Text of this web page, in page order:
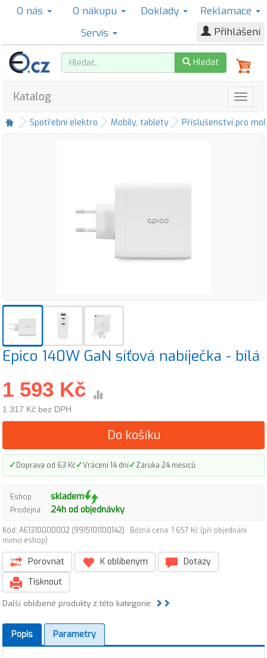
O nás O nákupu Doklady
Reklamace
Servis
Přihlášení
Hledat
Katalog
Spotřební elektro Mobily, tablety Příslušenství pro
Epico 140W GaN síťová nabíječka - bílá
1 593 Kč
1 317 Kč bez DPH
Do košíku
✓Doprava od 63 Kč✓Vrácení 14 dní✓Záruka 24 měsíců
Eshop: skladem
Prodejna: 24h od objednávky
Kód: AE1310000002 (9915101100142)
Běžná cena: 1 657 Kč (při objednání
mimo eshop)
Porovnat K oblíbeným
Dotazy
Tisknout
Další oblíbené produkty z této kategorie:
Popis Parametry